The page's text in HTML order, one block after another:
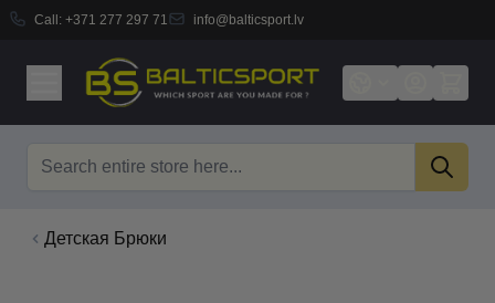
Call: +371 277 297 71 info@balticsport.lv
Детская Брюки